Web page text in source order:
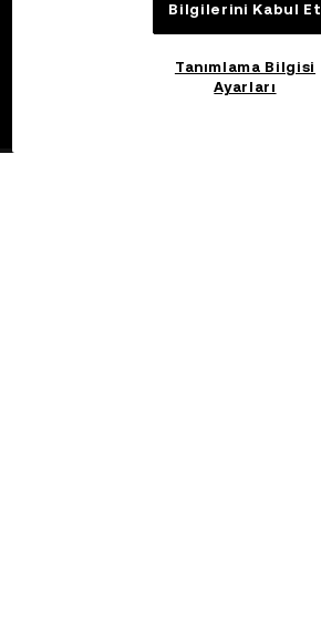
Bilgilerini Kabul Et
Tanımlama Bilgisi
Ayarları